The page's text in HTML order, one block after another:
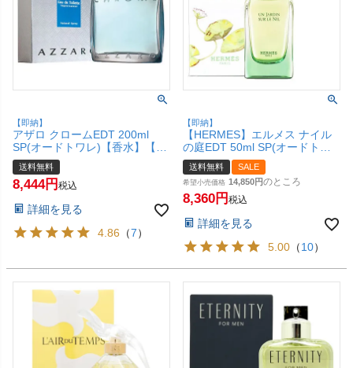
【即納】
アザロ クロームEDT 200ml
SP(オードトワレ)【香水】【宅
配便送料無料】
送料無料
8,444 税込
詳細を見る
4.86 （7）
【即納】
【HERMES】エルメス ナイル
の庭EDT 50ml SP(オードトワ
レ)【香水】【宅配便送料無
料】
送料無料 SALE
希望小売価格 14,850 のところ
8,360 税込
詳細を見る
5.00 （10）